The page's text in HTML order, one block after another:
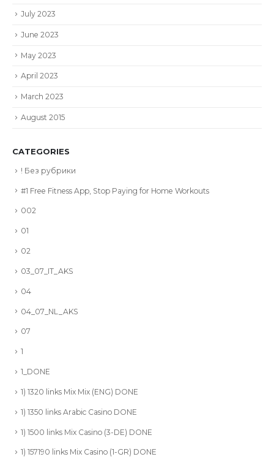
July 2023
June 2023
May 2023
April 2023
March 2023
August 2015
CATEGORIES
! Без рубрики
#1 Free Fitness App, Stop Paying for Home Workouts
002
01
02
03_07_IT_AKS
04
04_07_NL_AKS
07
1
1_DONE
1) 1320 links Mix Mix (ENG) DONE
1) 1350 links Arabic Casino DONE
1) 1500 links Mix Casino (3-DE) DONE
1) 157190 links Mix Casino (1-GR) DONE